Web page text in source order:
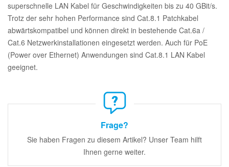
superschnelle LAN Kabel für Geschwindigkeiten bis zu 40 GBit/s.
Trotz der sehr hohen Performance sind Cat.8.1 Patchkabel
abwärtskompatibel und können direkt in bestehende Cat.6a /
Cat.6 Netzwerkinstallationen eingesetzt werden. Auch für PoE
(Power over Ethernet) Anwendungen sind Cat.8.1 LAN Kabel
geeignet.
Frage?
Sie haben Fragen zu diesem Artikel? Unser Team hilft
Ihnen gerne weiter.